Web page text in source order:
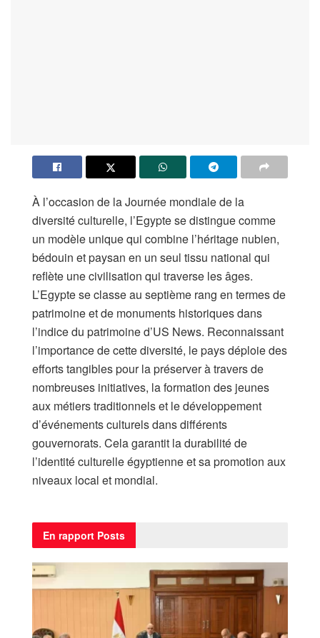
À l’occasion de la Journée mondiale de la
diversité culturelle, l’Egypte se distingue comme
un modèle unique qui combine l’héritage nubien,
bédouin et paysan en un seul tissu national qui
reflète une civilisation qui traverse les âges.
L’Egypte se classe au septième rang en termes de
patrimoine et de monuments historiques dans
l’indice du patrimoine d’US News. Reconnaissant
l’importance de cette diversité, le pays déploie des
efforts tangibles pour la préserver à travers de
nombreuses initiatives, la formation des jeunes
aux métiers traditionnels et le développement
d’événements culturels dans différents
gouvernorats. Cela garantit la durabilité de
l’identité culturelle égyptienne et sa promotion aux
niveaux local et mondial.
En rapport Posts